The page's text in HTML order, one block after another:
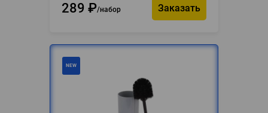
289 ₽ набор Заказать